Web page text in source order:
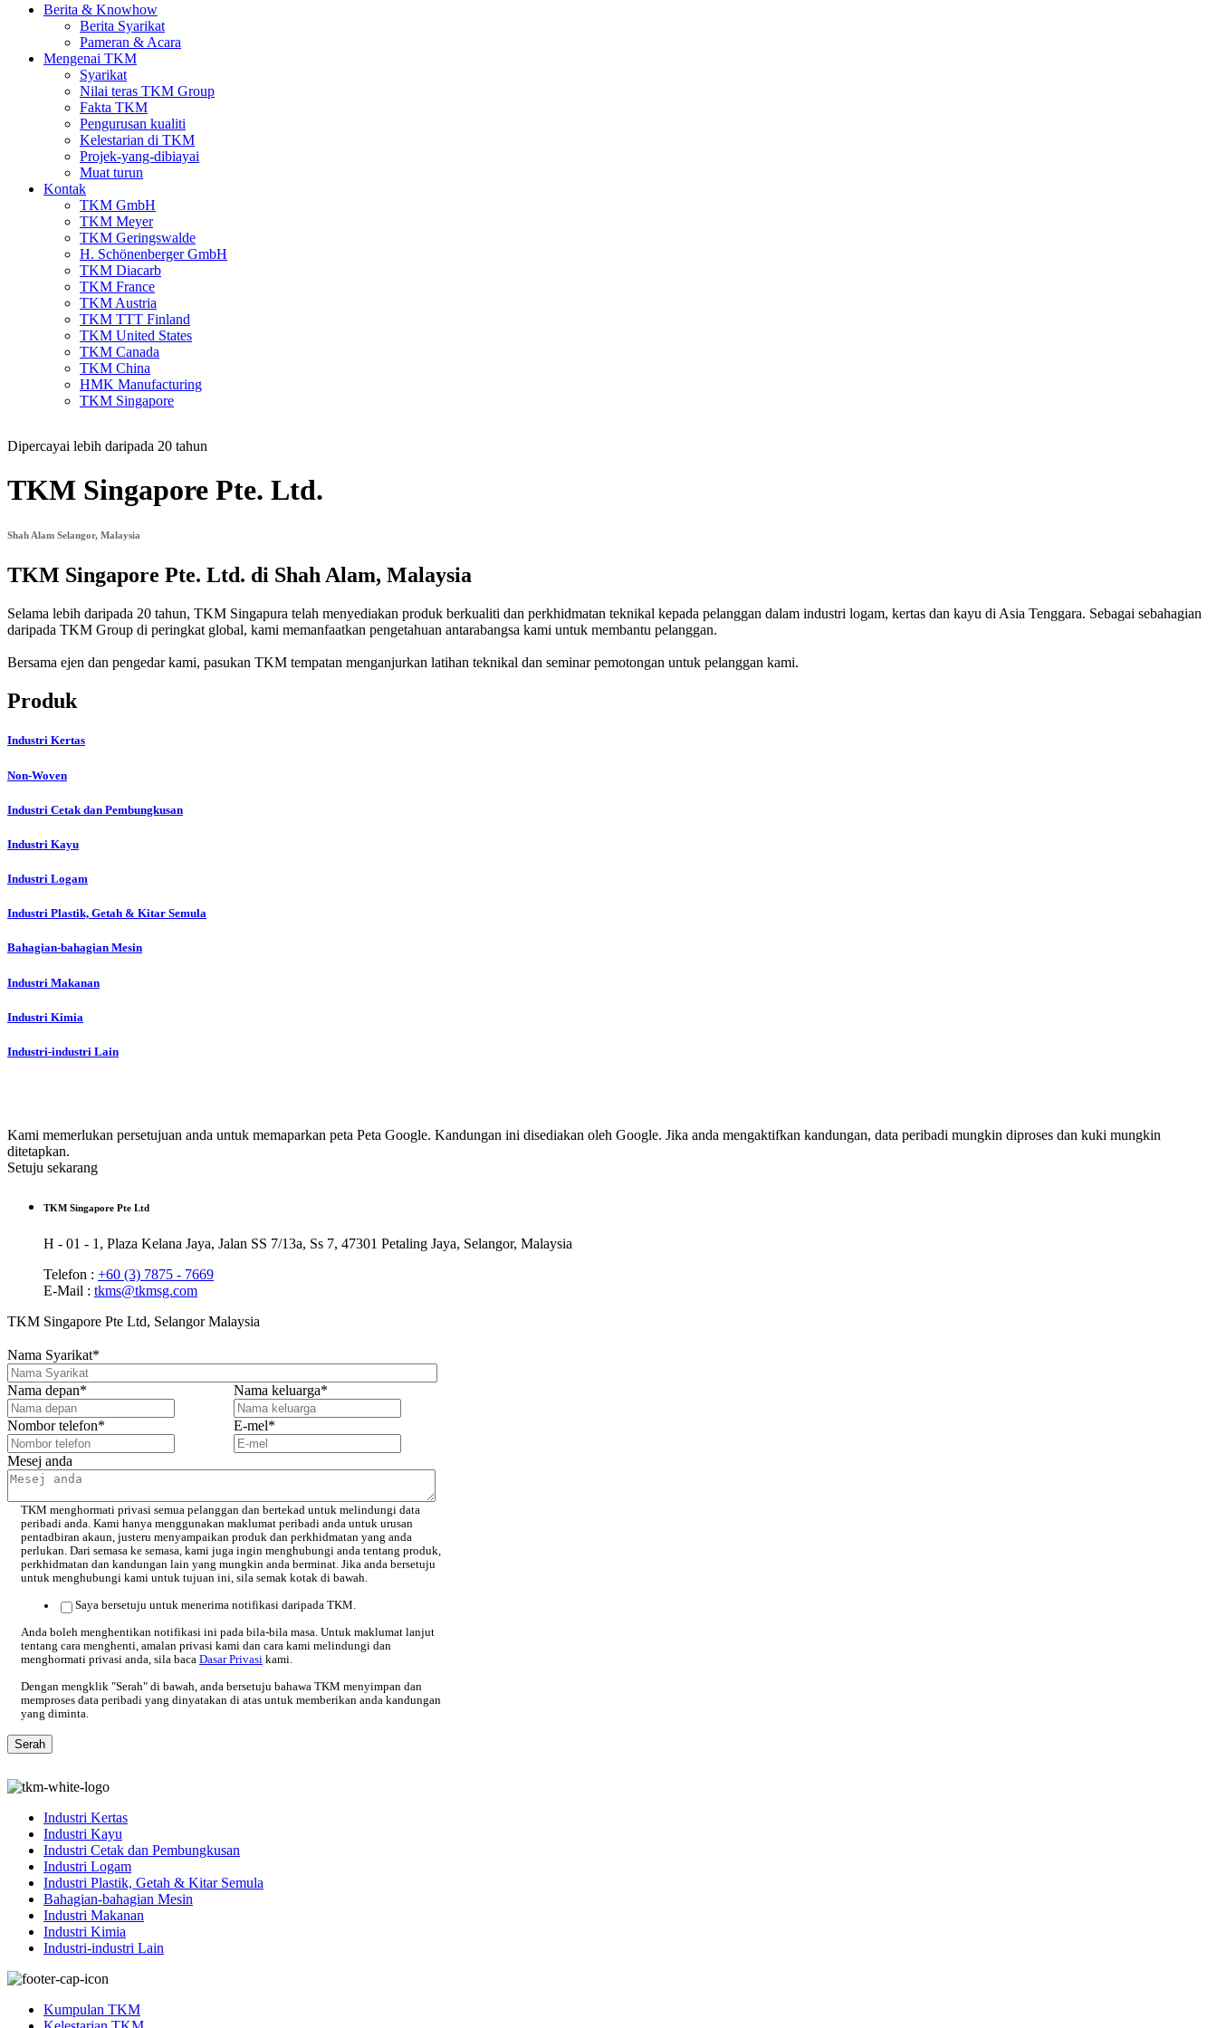
Berita & Knowhow
Berita Syarikat
Pameran & Acara
Mengenai TKM
Syarikat
Nilai teras TKM Group
Fakta TKM
Pengurusan kualiti
Kelestarian di TKM
Projek-yang-dibiayai
Muat turun
Kontak
TKM GmbH
TKM Meyer
TKM Geringswalde
H. Schönenberger GmbH
TKM Diacarb
TKM France
TKM Austria
TKM TTT Finland
TKM United States
TKM Canada
TKM China
HMK Manufacturing
TKM Singapore
Dipercayai lebih daripada 20 tahun
TKM Singapore Pte. Ltd.
Shah Alam Selangor, Malaysia
TKM Singapore Pte. Ltd. di Shah Alam, Malaysia
Selama lebih daripada 20 tahun, TKM Singapura telah menyediakan produk berkualiti dan perkhidmatan teknikal kepada pelanggan dalam industri logam, kertas dan kayu di Asia Tenggara. Sebagai sebahagian
daripada TKM Group di peringkat global, kami memanfaatkan pengetahuan antarabangsa kami untuk membantu pelanggan.
Bersama ejen dan pengedar kami, pasukan TKM tempatan menganjurkan latihan teknikal dan seminar pemotongan untuk pelanggan kami.
Produk
Industri Kertas
Non-Woven
Industri Cetak dan Pembungkusan
Industri Kayu
Industri Logam
Industri Plastik, Getah & Kitar Semula
Bahagian-bahagian Mesin
Industri Makanan
Industri Kimia
Industri-industri Lain
Kami memerlukan persetujuan anda untuk memaparkan peta Peta Google. Kandungan ini disediakan oleh Google. Jika anda mengaktifkan kandungan, data peribadi mungkin diproses dan kuki mungkin
ditetapkan.
Setuju sekarang
TKM Singapore Pte Ltd
H - 01 - 1, Plaza Kelana Jaya, Jalan SS 7/13a, Ss 7, 47301 Petaling Jaya, Selangor, Malaysia
Telefon : +60 (3) 7875 - 7669
E-Mail : tkms@tkmsg.com
TKM Singapore Pte Ltd, Selangor Malaysia
Nama Syarikat*
Nama depan* Nama keluarga*
Nombor telefon* E-mel*
Mesej anda
TKM menghormati privasi semua pelanggan dan bertekad untuk melindungi data
peribadi anda. Kami hanya menggunakan maklumat peribadi anda untuk urusan
pentadbiran akaun, justeru menyampaikan produk dan perkhidmatan yang anda
perlukan. Dari semasa ke semasa, kami juga ingin menghubungi anda tentang produk,
perkhidmatan dan kandungan lain yang mungkin anda berminat. Jika anda bersetuju
untuk menghubungi kami untuk tujuan ini, sila semak kotak di bawah.
Saya bersetuju untuk menerima notifikasi daripada TKM.
Anda boleh menghentikan notifikasi ini pada bila-bila masa. Untuk maklumat lanjut
tentang cara menghenti, amalan privasi kami dan cara kami melindungi dan
menghormati privasi anda, sila baca Dasar Privasi kami.
Dengan mengklik "Serah" di bawah, anda bersetuju bahawa TKM menyimpan dan
memproses data peribadi yang dinyatakan di atas untuk memberikan anda kandungan
yang diminta.
Industri Kertas
Industri Kayu
Industri Cetak dan Pembungkusan
Industri Logam
Industri Plastik, Getah & Kitar Semula
Bahagian-bahagian Mesin
Industri Makanan
Industri Kimia
Industri-industri Lain
Kumpulan TKM